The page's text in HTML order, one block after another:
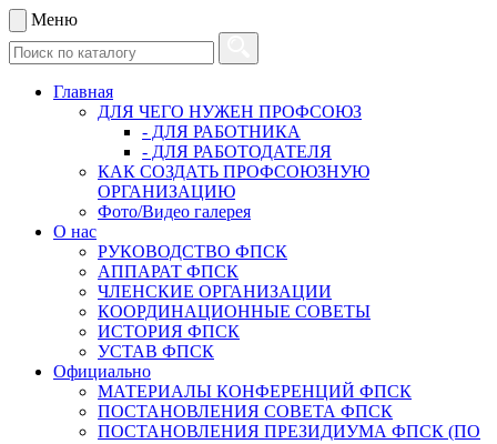
Меню
Главная
ДЛЯ ЧЕГО НУЖЕН ПРОФСОЮЗ
- ДЛЯ РАБОТНИКА
- ДЛЯ РАБОТОДАТЕЛЯ
КАК СОЗДАТЬ ПРОФСОЮЗНУЮ
ОРГАНИЗАЦИЮ
Фото/Видео галерея
О нас
РУКОВОДСТВО ФПСК
АППАРАТ ФПСК
ЧЛЕНСКИЕ ОРГАНИЗАЦИИ
КООРДИНАЦИОННЫЕ СОВЕТЫ
ИСТОРИЯ ФПСК
УСТАВ ФПСК
Официально
МАТЕРИАЛЫ КОНФЕРЕНЦИЙ ФПСК
ПОСТАНОВЛЕНИЯ СОВЕТА ФПСК
ПОСТАНОВЛЕНИЯ ПРЕЗИДИУМА ФПСК (ПО